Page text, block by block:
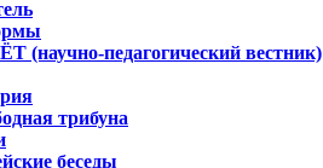
(научно-педагогический вестник)
трибуна
беседы